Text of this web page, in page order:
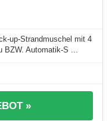
up-Strandmuschel mit 4
Automatik-S ...
»